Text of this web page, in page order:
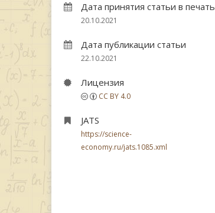
Дата принятия статьи в печать
20.10.2021
Дата публикации статьи
22.10.2021
Лицензия
CC BY 4.0
JATS
https://science-
economy.ru/jats.1085.xml